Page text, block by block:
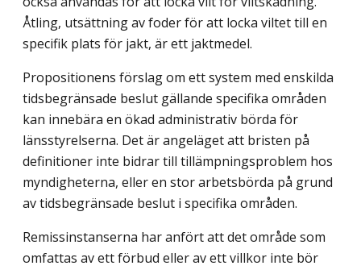
Åtling, utsättning av foder för att locka viltet till en
specifik plats för jakt, är ett jaktmedel.
Propositionens förslag om ett system med enskilda
tidsbegränsade beslut gällande specifika områden
kan innebära en ökad administrativ börda för
länsstyrelserna. Det är angeläget att bristen på
definitioner inte bidrar till tillämpningsproblem hos
myndig­heterna, eller en stor arbetsbörda på grund
av tidsbegränsade beslut i specifika områden.
Remissinstanserna har anfört att det område som
omfattas av ett förbud eller av ett villkor inte bör